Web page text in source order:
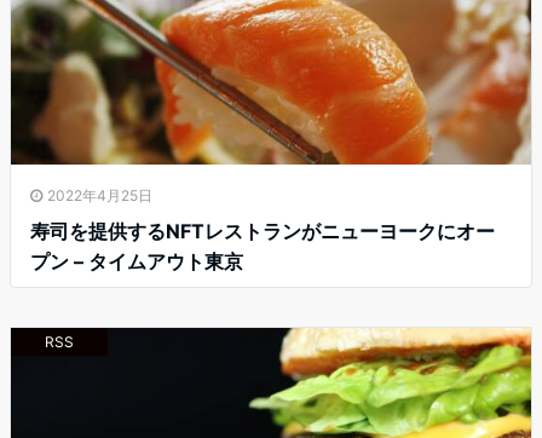
2022年4月25日
寿司を提供するNFTレストランがニューヨークにオー
プン – タイムアウト東京
RSS